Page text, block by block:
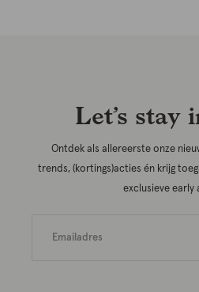
Let’s stay
Ontdek als allereerste onze
trends, (kortings)acties én krijg
exclusieve early